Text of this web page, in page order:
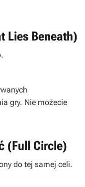
Lies Beneath)
gry. Nie możecie
(Full Circle)
do tej samej celi.